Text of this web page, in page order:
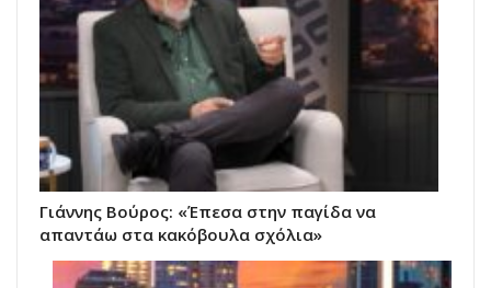
Γιάννης Βούρος: «Έπεσα στην παγίδα να
απαντάω στα κακόβουλα σχόλια»